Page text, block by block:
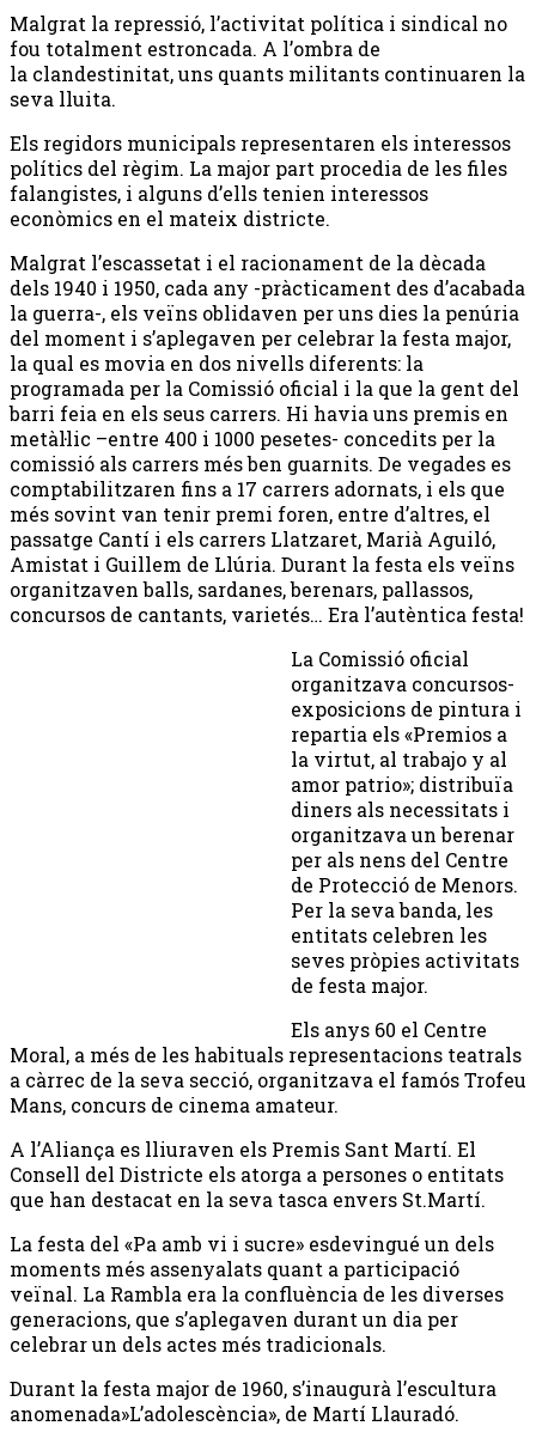
Malgrat la repressió, l’activitat política i sindical no
fou totalment estroncada. A l’ombra de
la clandestinitat, uns quants militants continuaren la
seva lluita.
Els regidors municipals representaren els interessos
polítics del règim. La major part procedia de les files
falangistes, i alguns d’ells tenien interessos
econòmics en el mateix districte.
Malgrat l’escassetat i el racionament de la dècada
dels 1940 i 1950, cada any -pràcticament des d’acabada
la guerra-, els veïns oblidaven per uns dies la penúria
del moment i s’aplegaven per celebrar la festa major,
la qual es movia en dos nivells diferents: la
programada per la Comissió oficial i la que la gent del
barri feia en els seus carrers. Hi havia uns premis en
metàl·lic –entre 400 i 1000 pesetes- concedits per la
comissió als carrers més ben guarnits. De vegades es
comptabilitzaren fins a 17 carrers adornats, i els que
més sovint van tenir premi foren, entre d’altres, el
passatge Cantí i els carrers Llatzaret, Marià Aguiló,
Amistat i Guillem de Llúria. Durant la festa els veïns
organitzaven balls, sardanes, berenars, pallassos,
concursos de cantants, varietés… Era l’autèntica festa!
La Comissió oficial
organitzava concursos-
exposicions de pintura i
repartia els «Premios a
la virtut, al trabajo y al
amor patrio»; distribuïa
diners als necessitats i
organitzava un berenar
per als nens del Centre
de Protecció de Menors.
Per la seva banda, les
entitats celebren les
seves pròpies activitats
de festa major.
Els anys 60 el Centre
Moral, a més de les habituals representacions teatrals
a càrrec de la seva secció, organitzava el famós Trofeu
Mans, concurs de cinema amateur.
A l’Aliança es lliuraven els Premis Sant Martí. El
Consell del Districte els atorga a persones o entitats
que han destacat en la seva tasca envers St.Martí.
La festa del «Pa amb vi i sucre» esdevingué un dels
moments més assenyalats quant a participació
veïnal. La Rambla era la confluència de les diverses
generacions, que s’aplegaven durant un dia per
celebrar un dels actes més tradicionals.
Durant la festa major de 1960, s’inaugurà l’escultura
anomenada»L’adolescència», de Martí Llauradó.